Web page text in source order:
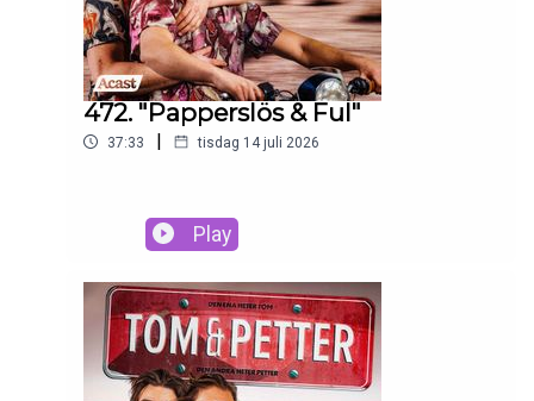
472. "Papperslös & Ful"
37:33 | tisdag 14 juli 2026
Play